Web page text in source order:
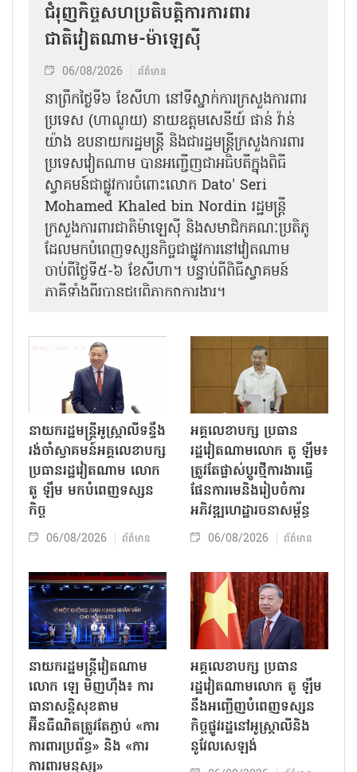
ជំរុញកិច្ចសហប្រតិបត្តិការការពារ
ជាតិវៀតណាម-ម៉ាឡេស៊ី
06/08/2026 ព័ត៌មាន
នា​ព្រឹកថ្ងៃទី៦ ខែសីហា នៅទីស្នាក់ការក្រសួងការពារ
ប្រទេស (ហាណូយ) នាយឧត្តមសេនីយ៍ ផាន់ វ៉ាន់
យ៉ាង ឧបនាយករដ្ឋមន្ត្រី និងជារដ្ឋមន្ត្រីក្រសួងការពារ
ប្រទេសវៀតណាម បានអញ្ជើញជាអធិបតីក្នុងពិធី
ស្វាគមន៍ជាផ្លូវការ​ចំពោះលោក Dato' Seri
Mohamed Khaled bin Nordin រដ្ឋមន្ត្រី
ក្រសួងការពារជាតិម៉ាឡេស៊ី និងសមាជិកគណៈប្រតិភូ
ដែលមកបំពេញទស្សនកិច្ចជាផ្លូវការនៅវៀតណាម
ចាប់ពីថ្ងៃទី៥-៦ ខែសីហា។ បន្ទាប់ពីពិធីស្វាគមន៍
ភាគីទាំងពីរបានជួបពិភាក្សាការងារ​។
នាយករដ្ឋមន្ត្រីអូស្ត្រាលីទន្ទឹង
រង់ចាំស្វាគមន៍អគ្គលេខាបក្ស
ប្រធានរដ្ឋវៀតណាម លោក
តូ ឡឹម មកបំពេញទស្សន
កិច្ច
06/08/2026 ព័ត៌មាន
អគ្គលេខាបក្ស ប្រធាន
រដ្ឋវៀតណាមលោក តូ ឡឹម៖
ត្រូវតែផ្លាស់ប្ដូរថ្មីការងារធ្វើ
ផែនការមេនិងរៀបចំការ
អភិវឌ្ឍហេដ្ឋារចនាសម្ព័ន្ធ
06/08/2026 ព័ត៌មាន
នាយករដ្ឋមន្ត្រីវៀតណាម
លោក ឡេ មិញហ៊ឹង៖ ការ
ធានាសន្តិសុខតាម
អ៊ីនធឺណិតត្រូវតែភ្ជាប់ «ការ
ការពារប្រព័ន្ធ» និង «ការ
ការពារមនុស្ស»
អគ្គលេខាបក្ស ប្រធាន
រដ្ឋវៀតណាមលោក តូ ឡឹម
នឹងអញ្ជើញបំពេញទស្សន
កិច្ចផ្លូវរដ្ឋនៅអូស្ត្រាលីនិង
នូវែលសេឡង់